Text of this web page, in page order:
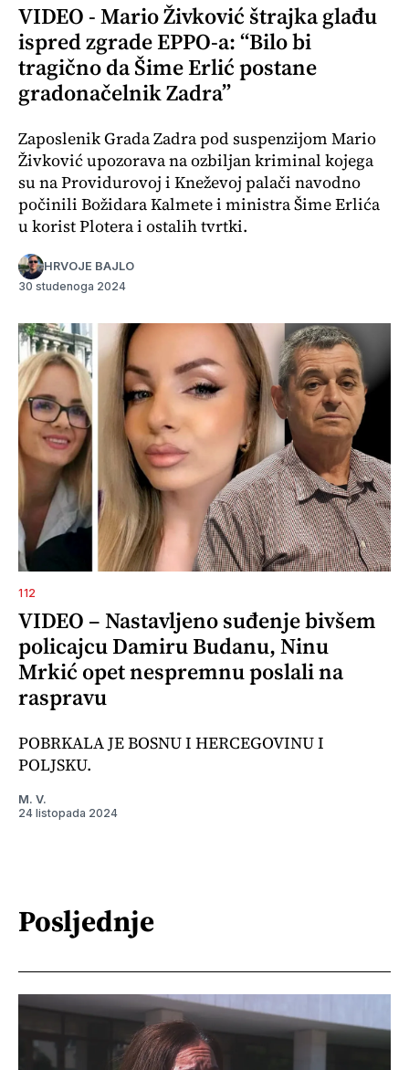
VIDEO - Mario Živković štrajka glađu
ispred zgrade EPPO-a: “Bilo bi
tragično da Šime Erlić postane
gradonačelnik Zadra”
Zaposlenik Grada Zadra pod suspenzijom Mario
Živković upozorava na ozbiljan kriminal kojega
su na Providurovoj i Kneževoj palači navodno
počinili Božidara Kalmete i ministra Šime Erlića
u korist Plotera i ostalih tvrtki.
HRVOJE BAJLO
30 studenoga 2024
112
VIDEO – Nastavljeno suđenje bivšem
policajcu Damiru Budanu, Ninu
Mrkić opet nespremnu poslali na
raspravu
POBRKALA JE BOSNU I HERCEGOVINU I
POLJSKU.
M. V.
24 listopada 2024
Posljednje